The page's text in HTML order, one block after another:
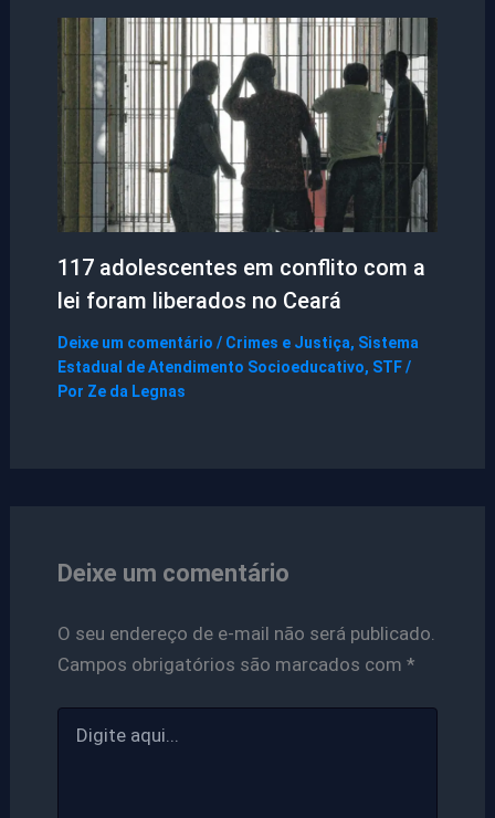
117 adolescentes em conflito com a
lei foram liberados no Ceará
Deixe um comentário / Crimes e Justiça, Sistema
Estadual de Atendimento Socioeducativo, STF/
Por Ze da Legnas
Deixe um comentário
O seu endereço de e-mail não será publicado.
Campos obrigatórios são marcados com *
aqui...